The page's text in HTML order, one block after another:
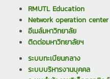
RMUTL Education
Network operation center
อีเมล์มหาวิทยาลัย
ติดต่อมหาวิทยาลัยฯ
ระบบทะเบียนกลาง
ระบบบริหารงานบุคคล